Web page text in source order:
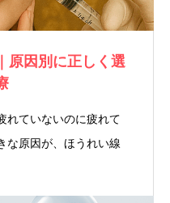
原因別に正しく選
れていないのに疲れて
な原因が、ほうれい線